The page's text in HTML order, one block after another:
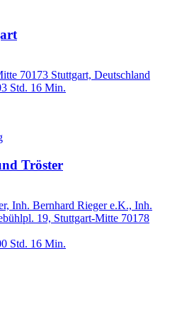
70173 Stuttgart, Deutschland
Std. 16 Min.
Tröster
Inh. Bernhard Rieger e.K., Inh.
19, Stuttgart-Mitte 70178
Std. 16 Min.